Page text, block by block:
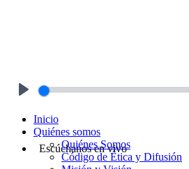
Escúchanos en vivo
Inicio
Quiénes somos
Quiénes Somos
Código de Ética y Difusión